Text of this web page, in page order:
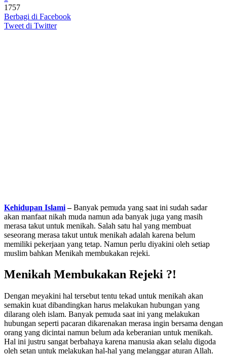
1757
Berbagi di Facebook
Tweet di Twitter
Kehidupan Islami–Banyak pemuda yang saat ini sudah sadar
akan manfaat nikah muda namun ada banyak juga yang masih
merasa takut untuk menikah. Salah satu hal yang membuat
seseorang merasa takut untuk menikah adalah karena belum
memiliki pekerjaan yang tetap. Namun perlu diyakini oleh setiap
muslim bahkan Menikah membukakan rejeki.
Menikah Membukakan Rejeki ?!
Dengan meyakini hal tersebut tentu tekad untuk menikah akan
semakin kuat dibandingkan harus melakukan hubungan yang
dilarang oleh islam. Banyak pemuda saat ini yang melakukan
hubungan seperti pacaran dikarenakan merasa ingin bersama dengan
orang yang dicintai namun belum ada keberanian untuk menikah.
Hal ini justru sangat berbahaya karena manusia akan selalu digoda
oleh setan untuk melakukan hal-hal yang melanggar aturan Allah.